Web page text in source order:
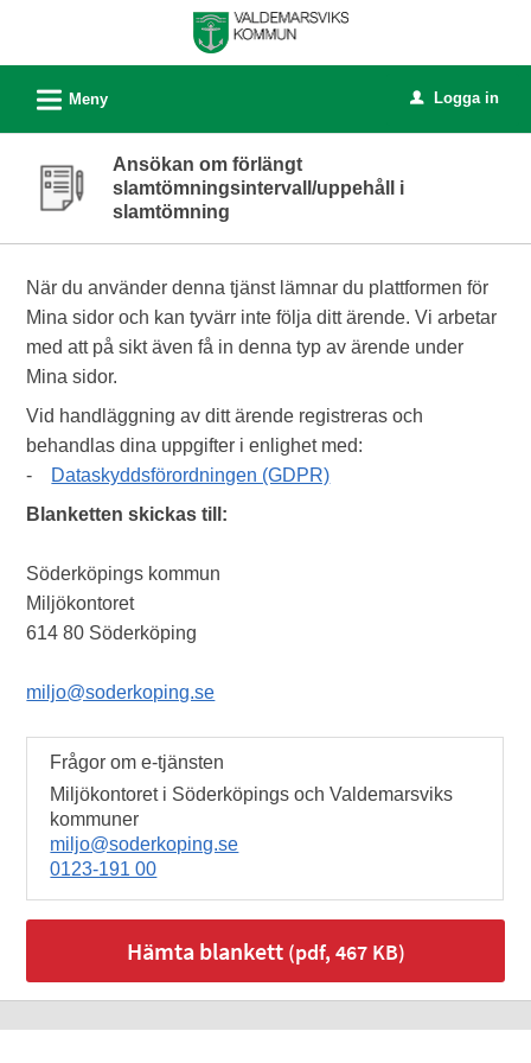
tjänster
Valdemarsviks
kommun
L Meny u Logga in
Ansökan om förlängt
slamtömningsintervall/uppehåll i
slamtömning
När du använder denna tjänst lämnar du plattformen för
Mina sidor och kan tyvärr inte följa ditt ärende. Vi arbetar
med att på sikt även få in denna typ av ärende under
Mina sidor.
Vid handläggning av ditt ärende registreras och
behandlas dina uppgifter i enlighet med:
- Dataskyddsförordningen (GDPR)
Blanketten skickas till:
Söderköpings kommun
Miljökontoret
614 80 Söderköping
miljo@soderkoping.se
Frågor om e-tjänsten
Miljökontoret i Söderköpings och Valdemarsviks
kommuner
miljo@soderkoping.se
0123-191 00
Hämta blankett(pdf, 467 KB)